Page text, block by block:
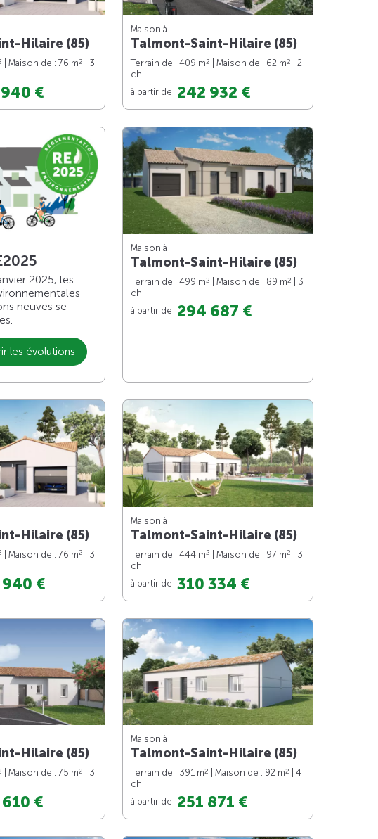
Hilaire (85)
| Maison de : 76 m2
| 3
€
Maison à
Talmont-Saint-Hilaire (85)
Terrain de : 409 m2 | Maison de : 62 m2
| 2
ch.
à partir de 242 932 €
2025, les
neuves se
les évolutions
Maison à
Talmont-Saint-Hilaire (85)
Terrain de : 499 m2 | Maison de : 89 m2
| 3
ch.
à partir de 294 687 €
Hilaire (85)
| Maison de : 76 m2
| 3
€
Maison à
Talmont-Saint-Hilaire (85)
Terrain de : 444 m2 | Maison de : 97 m2
| 3
ch.
à partir de 310 334 €
Hilaire (85)
| Maison de : 75 m2
| 3
€
Maison à
Talmont-Saint-Hilaire (85)
Terrain de : 391 m2 | Maison de : 92 m2
| 4
ch.
à partir de 251 871 €